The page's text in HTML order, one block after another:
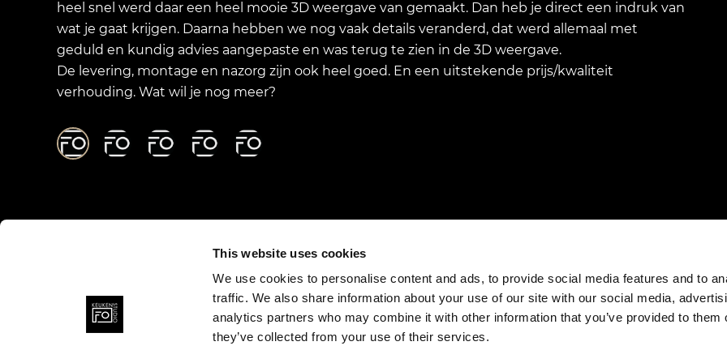
This website uses cookies
We use cookies to personalise content and ads, to provide social media features and to
traffic. We also share information about your use of our site with our social media,
analytics partners who may combine it with other information that you’ve provided to them
they’ve collected from your use of their services.
heel snel werd daar een heel mooie 3D weergave van gemaakt. Dan heb je direct een indruk van
wat je gaat krijgen. Daarna hebben we nog vaak details veranderd, dat werd allemaal met
geduld en kundig advies aangepaste en was terug te zien in de 3D weergave.
De levering, montage en nazorg zijn ook heel goed. En een uitstekende prijs/kwaliteit
verhouding. Wat wil je nog meer?
5613DH Eindhoven
040-7370200
Werkwijze
Over ons
Contact
Blog